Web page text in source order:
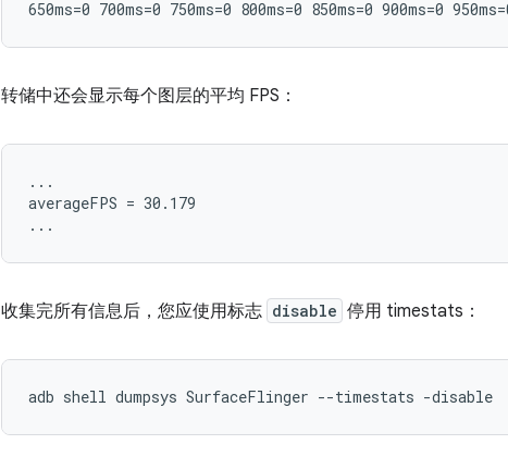
转储中还会显示每个图层的平均 FPS：
...
averageFPS = 30.179
收集完所有信息后，您应使用标志 disable 停用 timestats：